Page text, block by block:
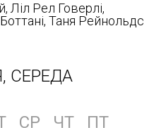
Ліл Рел Говерлі,
Таня Рейнольдс
СЕРЕДА
СР ЧТ
ПТ